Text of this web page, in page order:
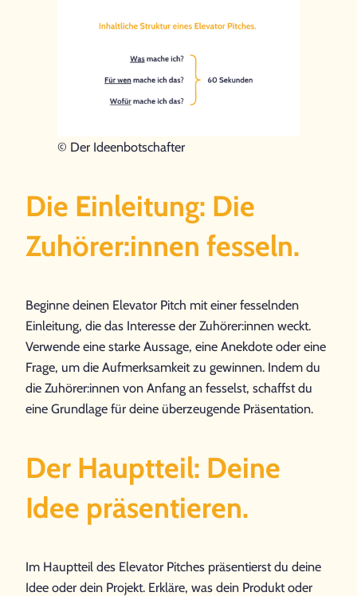
© Der Ideenbotschafter
Die Einleitung: Die
Zuhörer:innen fesseln.
Beginne deinen Elevator Pitch mit einer fesselnden
Einleitung, die das Interesse der Zuhörer:innen weckt.
Verwende eine starke Aussage, eine Anekdote oder eine
Frage, um die Aufmerksamkeit zu gewinnen. Indem du
die Zuhörer:innen von Anfang an fesselst, schaffst du
eine Grundlage für deine überzeugende Präsentation.
Der Hauptteil: Deine
Idee präsentieren.
Im Hauptteil des Elevator Pitches präsentierst du deine
Idee oder dein Projekt. Erkläre, was dein Produkt oder